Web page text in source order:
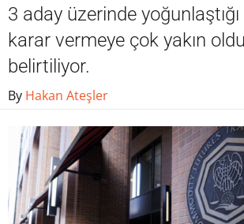
3 aday üzerinde yoğunlaştığı
karar vermeye çok yakın
belirtiliyor.
By Hakan Ateşler